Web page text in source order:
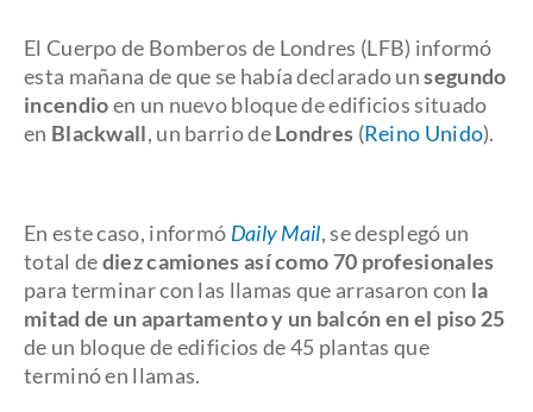
El Cuerpo de Bomberos de Londres (LFB) informó
esta mañana de que se había declarado unsegundo
incendioen un nuevo bloque de edificios situado
en Blackwall, un barrio deLondres (Reino Unido).
En este caso, informó Daily Mail, se desplegó un
total dediez camiones así como 70 profesionales
para terminar con las llamas que arrasaron con la
mitad de un apartamento y un balcón en el piso 25
de un bloque de edificios de 45 plantas que
terminó en llamas.